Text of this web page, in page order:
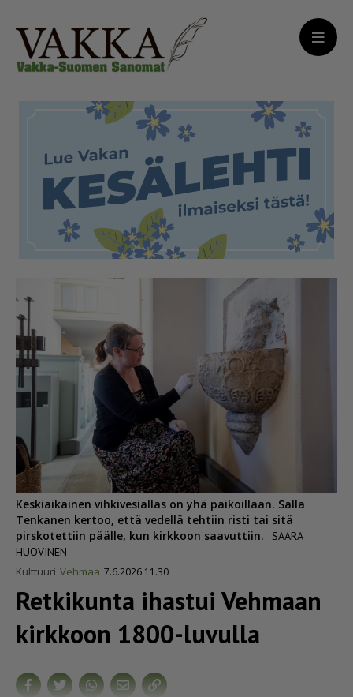
Keskiaikainen vihkivesiallas on yhä paikoillaan. Salla
Tenkanen kertoo, että vedellä tehtiin risti tai sitä
pirskotettiin päälle, kun kirkkoon saavuttiin.
SAARA
HUOVINEN
Kulttuuri Vehmaa 7.6.2026 11.30
Retkikunta ihastui Vehmaan
kirkkoon 1800-luvulla